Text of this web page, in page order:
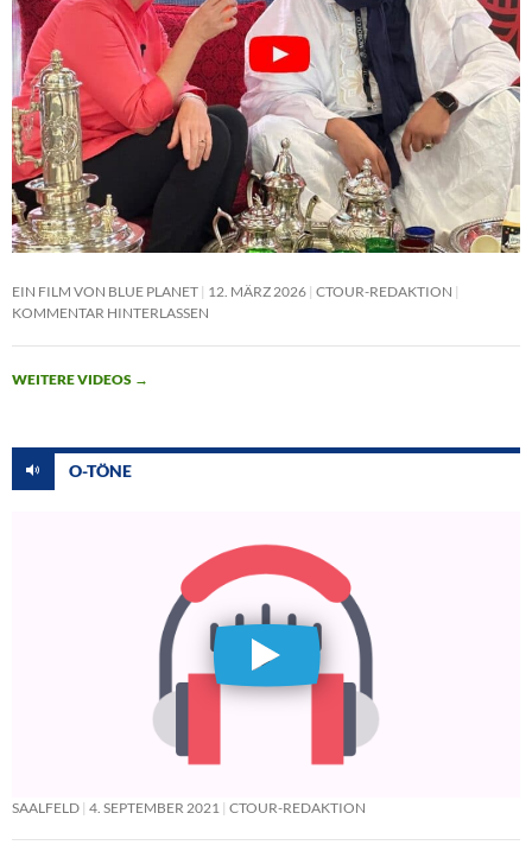
EIN FILM VON BLUE PLANET 12. MÄRZ 2026 CTOUR-REDAKTION
KOMMENTAR HINTERLASSEN
WEITERE VIDEOS →
O-TÖNE
SAALFELD 4. SEPTEMBER 2021 CTOUR-REDAKTION